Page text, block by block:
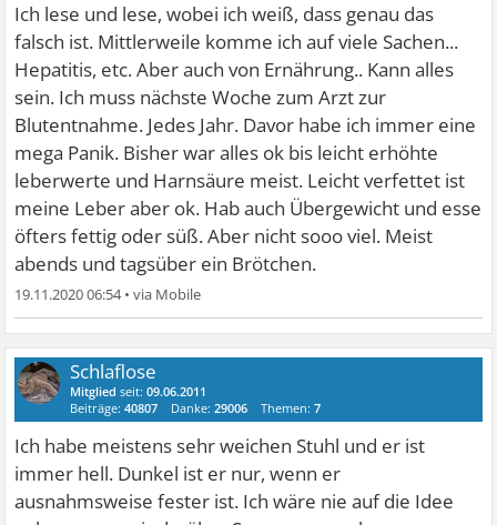
Ich lese und lese, wobei ich weiß, dass genau das
falsch ist. Mittlerweile komme ich auf viele Sachen...
Hepatitis, etc. Aber auch von Ernährung.. Kann alles
sein. Ich muss nächste Woche zum Arzt zur
Blutentnahme. Jedes Jahr. Davor habe ich immer eine
mega Panik. Bisher war alles ok bis leicht erhöhte
leberwerte und Harnsäure meist. Leicht verfettet ist
meine Leber aber ok. Hab auch Übergewicht und esse
öfters fettig oder süß. Aber nicht sooo viel. Meist
abends und tagsüber ein Brötchen.
19.11.2020 06:54•
Schlaflose
Mitglied seit:09.06.2011
Beiträge:40807 Danke:29006 Themen:7
Ich habe meistens sehr weichen Stuhl und er ist
immer hell. Dunkel ist er nur, wenn er
ausnahmsweise fester ist. Ich wäre nie auf die Idee